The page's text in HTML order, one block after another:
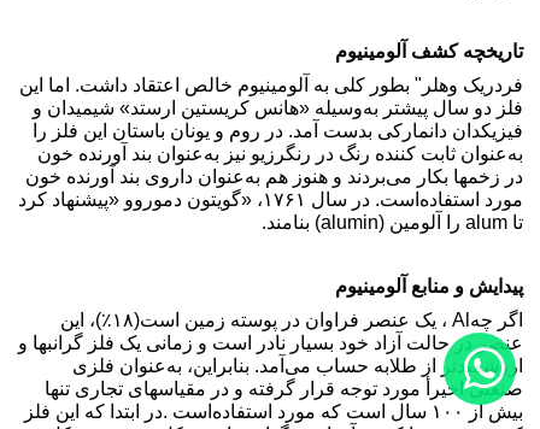
تاریخچه کشف آلومینیوم
فردریک وهلر" بطور کلی به آلومینیوم خالص اعتقاد داشت. اما این
فلز دو سال پیشتر به‌وسیله «هانس کریستین ارستد» شیمیدان و
فیزیکدان دانمارکی بدست آمد. در روم و یونان باستان این فلز را
به‌عنوان ثابت کننده رنگ در رنگرزیو نیز به‌عنوان بند آورنده خون
در زخمها بکار می‌بردند و هنوز هم به‌عنوان داروی بند آورنده خون
مورد استفاده‌است. در سال ۱۷۶۱، «گویتون دموروو
»پیشنهاد کرد
تا alum را آلومین (alumin) بنامند.
پیدایش و منابع آلومینیوم
اگر چه Al
، یک عنصر فراوان در پوسته زمین است(۱۸٪)، این
عنصر در حالت آزاد خود بسیار نادر است و زمانی یک فلز گرانبها و
ارزشمندتر از طلابه حساب می‌آمد. بنابراین، به‌عنوان فلزی
صنعتی اخیرأ مورد توجه قرار گرفته و در مقیاسهای تجاری تنها
بیش از ۱۰۰ سال است که مورد استفاده‌است
.در ابتدا که این فلز